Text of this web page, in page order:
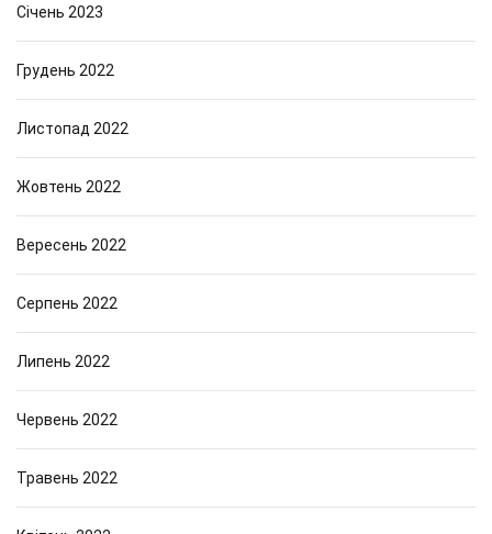
Січень 2023
Грудень 2022
Листопад 2022
Жовтень 2022
Вересень 2022
Серпень 2022
Липень 2022
Червень 2022
Травень 2022